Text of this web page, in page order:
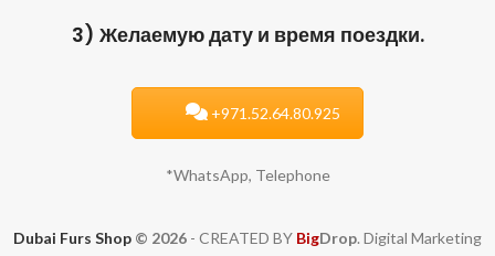
3) Желаемую дату и время поездки.
+971.52.64.80.925
*WhatsApp, Telephone
Dubai Furs Shop © 2026 - CREATED BY BigDrop. Digital Marketing